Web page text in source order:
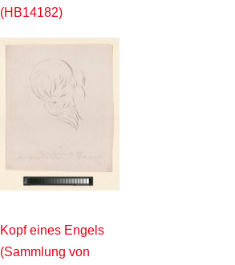
(HB14182)
Kopf eines Engels
(Sammlung von